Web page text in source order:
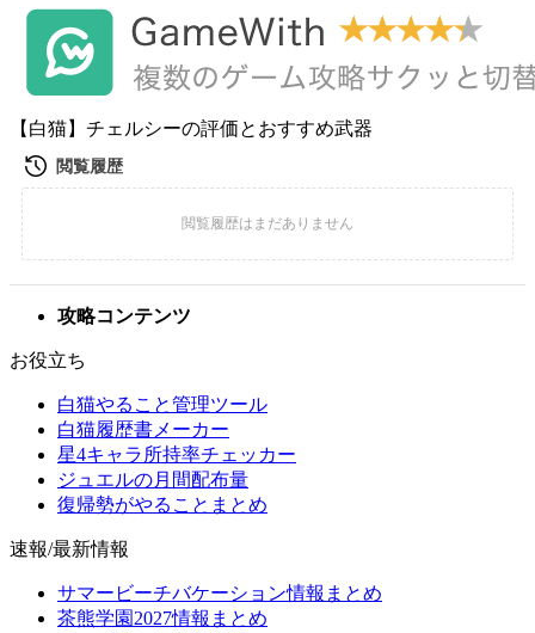
【白猫】チェルシーの評価とおすすめ武器
攻略コンテンツ
お役立ち
白猫やること管理ツール
白猫履歴書メーカー
星4キャラ所持率チェッカー
ジュエルの月間配布量
復帰勢がやることまとめ
速報/最新情報
サマービーチバケーション情報まとめ
茶熊学園2027情報まとめ